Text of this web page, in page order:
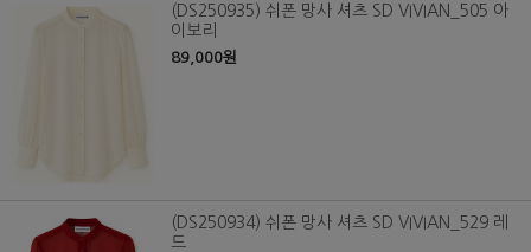
(DS250935) 쉬폰 망사 셔츠 SD VIVIAN_505 아
이보리
89,000원
(DS250934) 쉬폰 망사 셔츠 SD VIVIAN_529 레
드